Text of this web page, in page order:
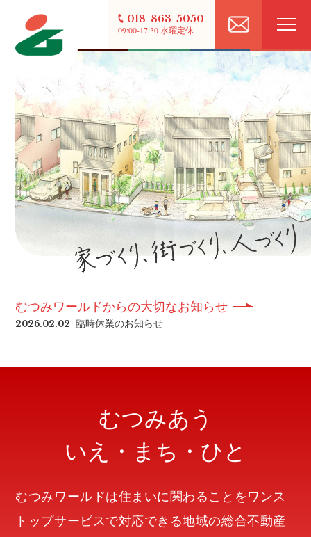
018-863-5050
09:00-17:30 水曜定休
むつみワールドからの大切なお知らせ
2026.02.02 臨時休業のお知らせ
むつみあう
いえ・まち・ひと
むつみワールドは住まいに関わることをワンス
トップサービスで対応できる地域の総合不動産